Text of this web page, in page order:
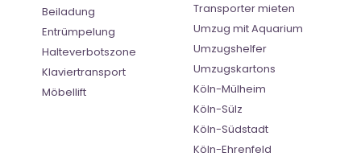
Beiladung
Entrümpelung
Halteverbotszone
Klaviertransport
Möbellift
Transporter mieten
Umzug mit Aquarium
Umzugshelfer
Umzugskartons
Köln-Mülheim
Köln-Sülz
Köln-Südstadt
Köln-Ehrenfeld